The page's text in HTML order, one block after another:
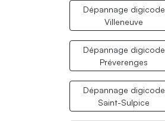
Dépannage digicode
Villeneuve
Dépannage digicode
Préverenges
Dépannage digicode
Saint-Sulpice